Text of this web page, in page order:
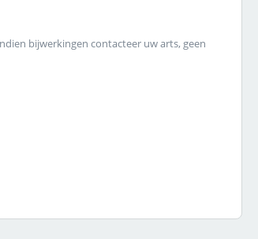
bijwerkingen contacteer uw arts, geen
hoeveelheid in of